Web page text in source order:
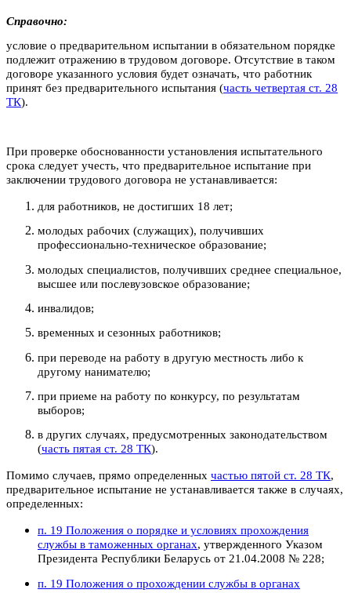
Справочно:
условие о предварительном испытании в обязательном порядке
подлежит отражению в трудовом договоре. Отсутствие в таком
договоре указанного условия будет означать, что работник
принят без предварительного испытания (часть четвертая ст. 28
ТК).
При проверке обоснованности установления испытательного
срока следует учесть, что предварительное испытание при
заключении трудового договора не устанавливается:
для работников, не достигших 18 лет;
молодых рабочих (служащих), получивших
профессионально-техническое образование;
молодых специалистов, получивших среднее специальное,
высшее или послевузовское образование;
инвалидов;
временных и сезонных работников;
при переводе на работу в другую местность либо к
другому нанимателю;
при приеме на работу по конкурсу, по результатам
выборов;
в других случаях, предусмотренных законодательством
(часть пятая ст. 28 ТК).
Помимо случаев, прямо определенных частью пятой ст. 28 ТК,
предварительное испытание не устанавливается также в случаях,
определенных:
п. 19 Положения о порядке и условиях прохождения
службы в таможенных органах, утвержденного Указом
Президента Республики Беларусь от 21.04.2008 № 228;
п. 19 Положения о прохождении службы в органах